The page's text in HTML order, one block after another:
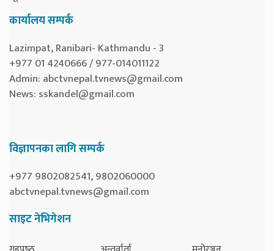
कार्यालय सम्पर्क
Lazimpat, Ranibari- Kathmandu - 3
+977 01 4240666 / 977-014011122
Admin: abctvnepal.tvnews@gmail.com
News: sskandel@gmail.com
विज्ञापनका लागि सम्पर्क
+977 9802082541, 9802060000
abctvnepal.tvnews@gmail.com
साइट नेभिगेशन